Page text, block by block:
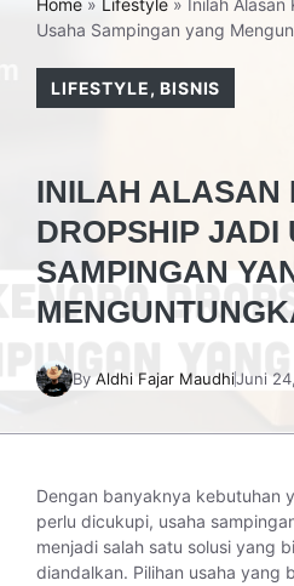
Home » Lifestyle » Inilah Alasan
Usaha Sampingan yang
LIFESTYLE,BISNIS
INILAH ALASAN
DROPSHIP JADI
SAMPINGAN
By Aldhi Fajar MaudhiJuni
Dengan banyaknya kebutuhan
perlu dicukupi, usaha
menjadi salah satu solusi yang
diandalkan. Pilihan usaha yang